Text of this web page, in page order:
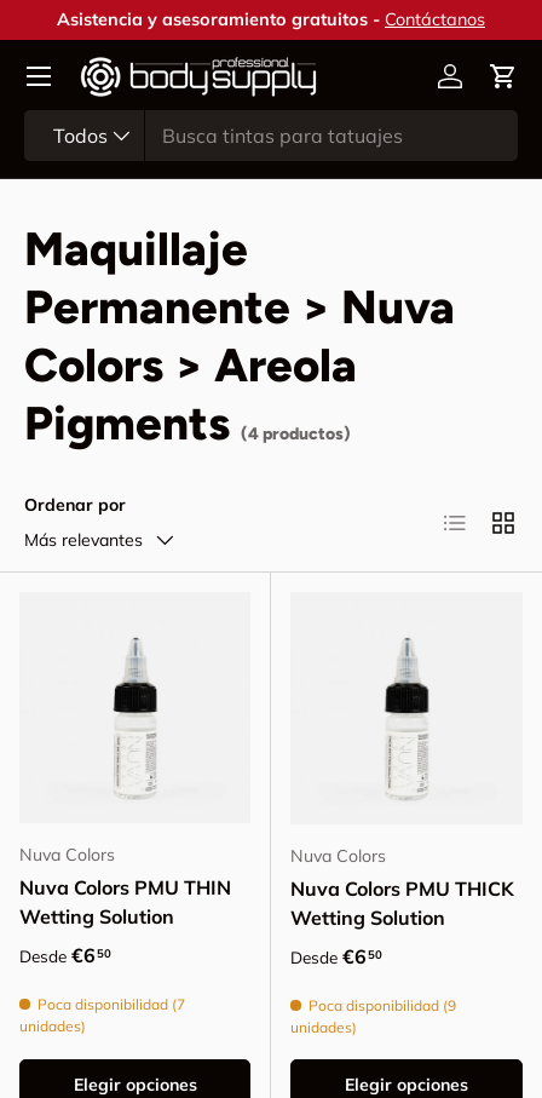
Ir al contenido
Asistencia y asesoramiento gratuitos - Contáctanos
Todos
Cuenta
Maquillaje
Permanente > Nuva
Colors > Areola
Pigments (4 productos)
Ordenar por
Más relevantes
Lista
Nuva Colors
Nuva Colors PMU THIN
Wetting Solution
Precio normal
Desde €650
Poca disponibilidad (7
unidades)
Elegir opciones
Nuva Colors
Nuva Colors PMU THICK
Wetting Solution
Precio normal
Desde €650
Poca disponibilidad (9
unidades)
Elegir opciones